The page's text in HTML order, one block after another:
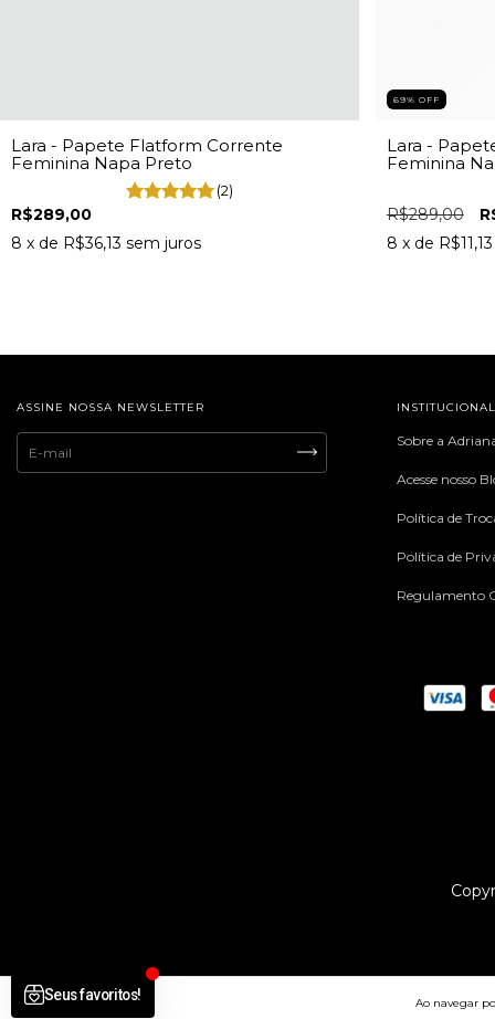
Ao navegar
Lara - Papete Flatform Corrente
Feminina Napa Preto
(2)
R$289,00
8 x de R$36,13 sem juros
69% OFF
Lara -
Feminina
R$289,00
8 x de R$11,13
ASSINE NOSSA NEWSLETTER
Sobre a
Acesse nosso
Política de
Política de
Regulamento